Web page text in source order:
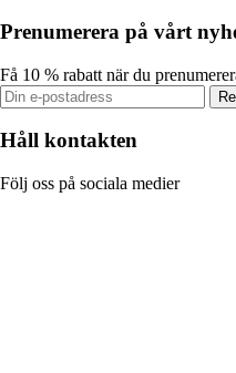
Prenumerera på vårt
Få 10 % rabatt när du
Håll kontakten
Följ oss på sociala medier